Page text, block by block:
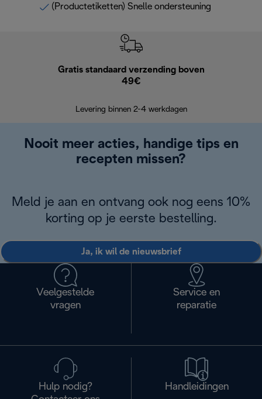
(Productetiketten) Snelle ondersteuning
Gratis standaard verzending boven
49€
Levering binnen 2-4 werkdagen
Nooit meer acties, handige tips en
recepten missen?
Meld je aan en ontvang ook nog eens 10%
korting op je eerste bestelling.
Ja, ik wil de nieuwsbrief
Veelgestelde
vragen
Service en
reparatie
Hulp nodig?
Handleidingen